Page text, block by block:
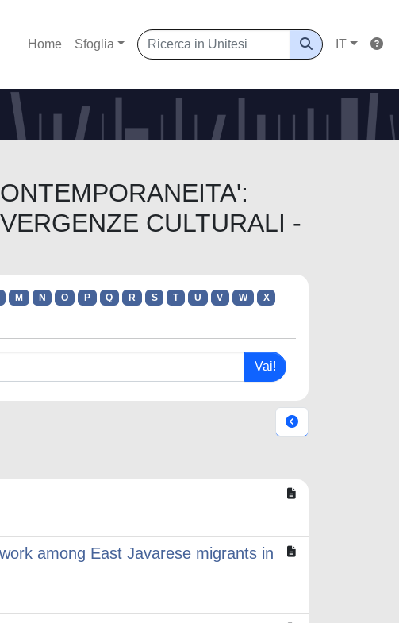
Home Sfoglia IT
CULTURALI -
M N O P Q R S T U V W
X
among East Javarese migrants in